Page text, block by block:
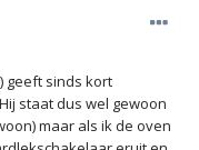
geeft sinds kort
staat dus wel gewoon
maar als ik de oven